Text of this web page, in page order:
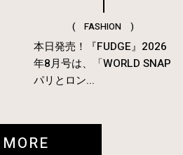
( FASHION )
本日発売！『FUDGE』2026
年8月号は、「WORLD SNAP
パリとロン...
MORE